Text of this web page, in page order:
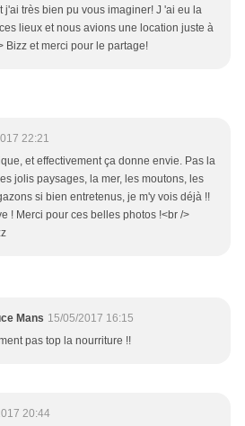
j'ai très bien pu vous imaginer! J 'ai eu la
lieux et nous avions une location juste à
Bizz et merci pour le partage!
22:21
et effectivement ça donne envie. Pas la
jolis paysages, la mer, les moutons, les
si bien entretenus, je m'y vois déjà !!
! Merci pour ces belles photos !<br />
Mans 15/05/2017 16:15
pas top la nourriture !!
20:44